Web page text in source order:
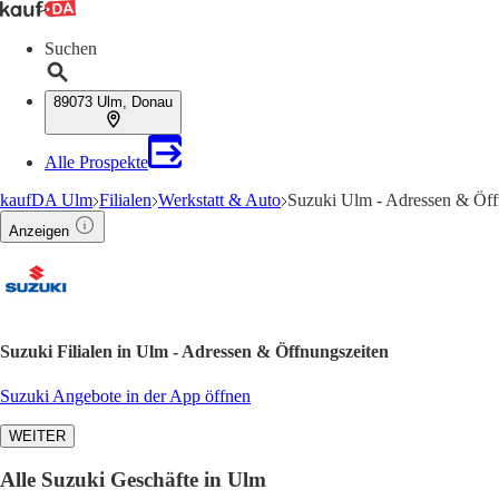
Suchen
89073 Ulm, Donau
Alle Prospekte
kaufDA Ulm Filialen Werkstatt & Auto Suzuki Ulm - Adressen &
Anzeigen
Suzuki Filialen in Ulm - Adressen & Öffnungszeiten
Suzuki Angebote in der App öffnen
WEITER
Alle Suzuki Geschäfte in Ulm